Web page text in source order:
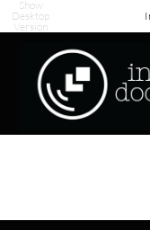
Show
Desktop
Version